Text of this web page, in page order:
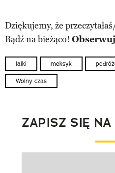
Dziękujemy, że
Bądź na bieżąco!
lalki meksyk
Wolny czas
ZAPISZ SIĘ NA